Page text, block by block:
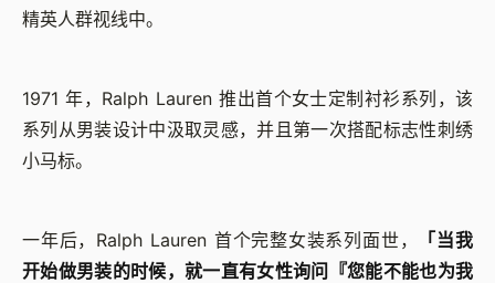
精英人群视线中。
1971 年，Ralph Lauren 推出首个女士定制衬衫系列，该
系列从男装设计中汲取灵感，并且第一次搭配标志性刺绣
小马标。
一年后，Ralph Lauren 首个完整女装系列面世，
「当我
开始做男装的时候，就一直有女性询问『您能不能也为我